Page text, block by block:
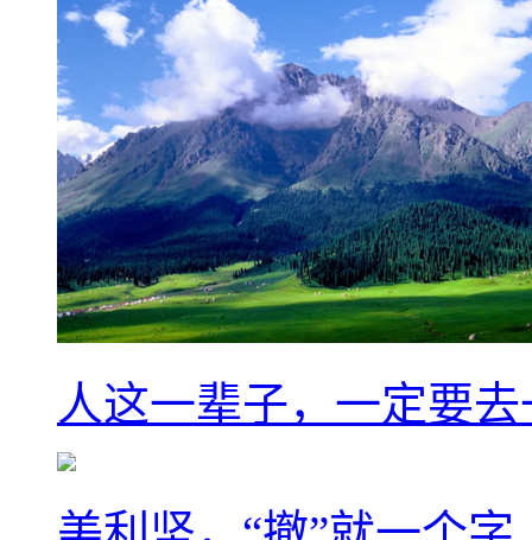
人这一辈子，一定要